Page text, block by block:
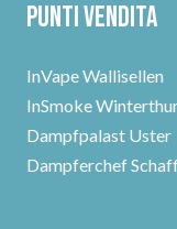
Punti vendita
InVape Wallisellen
InSmoke
Dampfpalast Uster
Dampferchef